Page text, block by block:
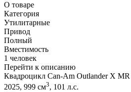
О товаре
Категория
Утилитарные
Привод
Полный
Вместимость
1 человек
Перейти к описанию
Квадроцикл Can-Am Outlander X MR
2025, 999 см3, 101 л.с.